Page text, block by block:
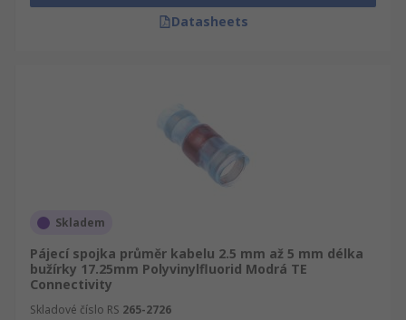
Datasheets
Skladem
Pájecí spojka průměr kabelu 2.5 mm až 5 mm délka
bužírky 17.25mm Polyvinylfluorid Modrá TE
Connectivity
Skladové číslo RS 265-2726